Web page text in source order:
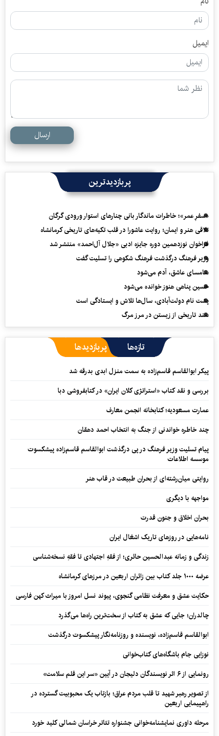
ایمیل
ارسال
پربازدیدترین
«سفرِ عمر»؛ خاطرات ماندگار بانی چنارهای استوار ورودی گرگان
تلاقی هنر و ایمان؛ روایت عاشورا در قلب تکیه‌های تاریخی کرمانشاه
فراخوان نوزدهمین دوره جایزه ادبی «جلال آل‌احمد» منتشر شد
وزیر فرهنگ درگذشت فرهنگ شکوهی را تسلیت گفت
سامسای عاشق، آدم می‌شود
حسین پناهی هنوز خوانده می‌شود
پشت نام دولت‌آبادی، سال‌ها تلاش و ایستادگی است
سند تاریخی از زیستن در مرز مرگ
تازه‌ها پربازدیدها
پیکر ابوالقاسم قاسم‌زاده به سمت منزل ابدی بدرقه شد
بررسی و نقد کتاب «استراتژی کلان ایران» در کتابفروشی دبا
عمارت مسعودیه؛ کتابخانه انجمن معارف
چند خاطره خواندنی از جنگ به انتخاب احمد دهقان
پیام تسلیت وزیر فرهنگ در پی درگذشت ابوالقاسم قاسم‌زاده پیشکسوت
موسسه اطلاعات
روایتی میان‌رشته‌ای از بحران طبیعت در قاب هنر
مواجهه با دیگری
بحران اخلاق و جنون قدرت
نامه‌هایی در روزهای تاریک اشغال ایران
زندگی و زمانه عبدالحسین حائری؛ از فقهِ اجتهادی تا فقهِ نسخه‌شناسی
عرضه ۱۰۰۰ جلد کتاب بین زائران اربعین در مرزهای کرمانشاه
حکایت عشق و معرفت نظامی گنجوی، پیوند نسل امروز با میراث کهن فارسی
چالدران؛ جایی که عشق به کتاب از سخت‌ترین راه‌ها می‌گذرد
ابوالقاسم قاسم‌زاده، نویسنده و روزنامه‌نگار پیشکسوت درگذشت
نوزایی جام باشگاه‌های کتاب‌خوانی
رونمایی از ۶ اثر نویسندگان دلیجان در آیین «سر این قلم سلامت»
از تصویر رهبر شهید تا قلب مردم عراق؛ بازتاب یک محبوبیت گسترده در
راهپیمایی اربعین
مرحله داوری نمایشنامه‌خوانی جشنواره تئاتر خراسان شمالی کلید خورد